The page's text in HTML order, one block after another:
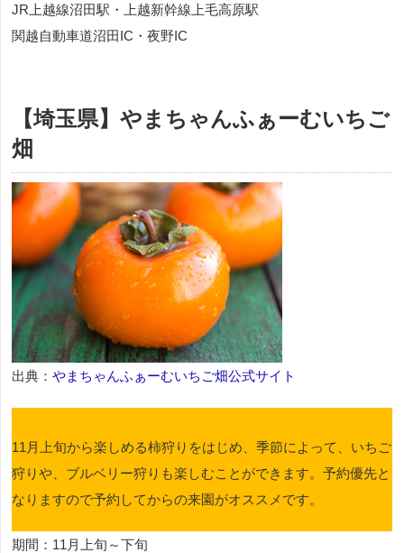
JR上越線沼田駅・上越新幹線上毛高原駅
関越自動車道沼田IC・夜野IC
【埼玉県】やまちゃんふぁーむいちご
畑
出典： やまちゃんふぁーむいちご畑公式サイト
11月上旬から楽しめる柿狩りをはじめ、季節によって、いちご
狩りや、ブルベリー狩りも楽しむことができます。予約優先と
なりますので予約してからの来園がオススメです。
期間：11月上旬～下旬